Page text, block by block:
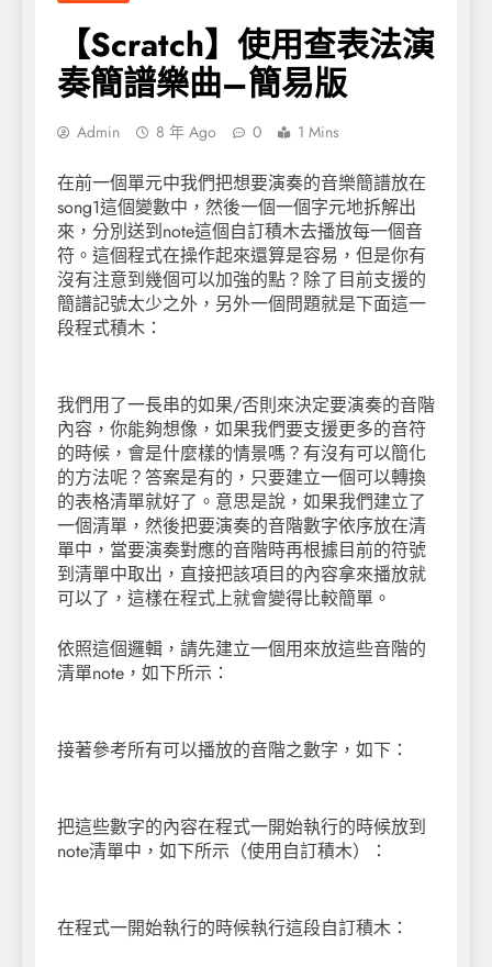
【Scratch】使用查表法演
奏簡譜樂曲–簡易版
Admin 8 年 Ago 0 1 Mins
在前一個單元中我們把想要演奏的音樂簡譜放在
song1這個變數中，然後一個一個字元地拆解出
來，分別送到note這個自訂積木去播放每一個音
符。這個程式在操作起來還算是容易，但是你有
沒有注意到幾個可以加強的點？除了目前支援的
簡譜記號太少之外，另外一個問題就是下面這一
段程式積木：
我們用了一長串的如果/否則來決定要演奏的音階
內容，你能夠想像，如果我們要支援更多的音符
的時候，會是什麼樣的情景嗎？有沒有可以簡化
的方法呢？答案是有的，只要建立一個可以轉換
的表格清單就好了。意思是說，如果我們建立了
一個清單，然後把要演奏的音階數字依序放在清
單中，當要演奏對應的音階時再根據目前的符號
到清單中取出，直接把該項目的內容拿來播放就
可以了，這樣在程式上就會變得比較簡單。
依照這個邏輯，請先建立一個用來放這些音階的
清單note，如下所示：
接著參考所有可以播放的音階之數字，如下：
把這些數字的內容在程式一開始執行的時候放到
note清單中，如下所示（使用自訂積木）：
在程式一開始執行的時候執行這段自訂積木：